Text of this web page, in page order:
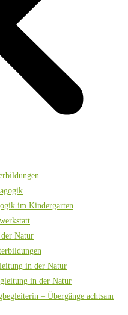
im Kindergarten
Natur
in der Natur
in der Natur
– Übergänge achtsam